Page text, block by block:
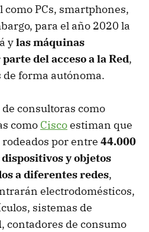
PCs, smartphones,
para el año 2020 la
ylas máquinas
del acceso a la Red,
forma autónoma.
consultoras como
como Ciscoestiman que
por entre 44.000
y objetos
a diferentes redes,
electrodomésticos,
sistemas de
contadores de consumo